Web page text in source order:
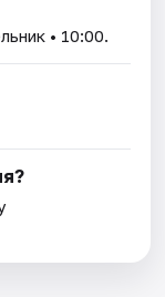
• 10:00.